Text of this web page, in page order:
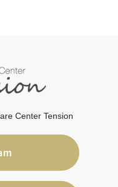
Center Tension